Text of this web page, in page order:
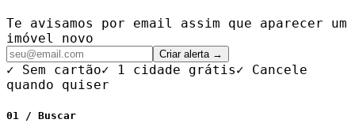
Te avisamos por email assim que aparecer um
imóvel novo
Criar alerta →
✓ Sem cartão✓ 1 cidade grátis✓ Cancele
quando quiser
01 / Buscar